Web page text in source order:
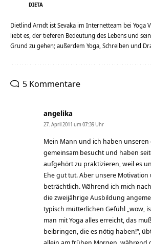
DIETA
Dietlind Arndt ist Sevaka im Internetteam bei Yoga
liebt es, der tieferen Bedeutung des Lebens und
Grund zu gehen; außerdem Yoga, Schreiben und
5 Kommentare
angelika
27. April 2011 um 07:39 Uhr
Mein Mann und ich haben unseren
gemeinsam besucht und haben
aufgehört zu praktizieren, weil es
Ehe gut tut. Aber unsere
beträchtlich. Während ich mich
die zweijährige Ausbildung
typisch mütterlichen Gefühl „wow,
man mit Yoga alles erreicht, das
beibringen, die es nötig haben!“,